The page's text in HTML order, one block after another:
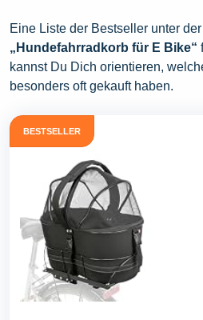
Eine Liste der Bestseller unter
„Hundefahrradkorb für E Bike“
kannst Du Dich orientieren,
besonders oft gekauft haben.
BESTSELLER